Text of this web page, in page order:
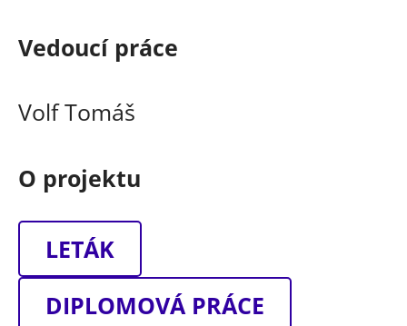
Vedoucí práce
Volf Tomáš
O projektu
LETÁK
DIPLOMOVÁ PRÁCE